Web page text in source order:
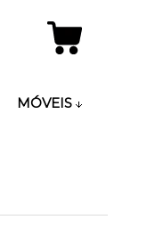
MÓVEIS